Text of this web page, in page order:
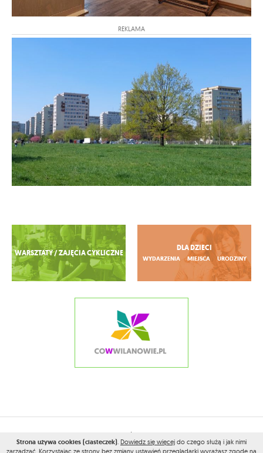
REKLAMA
Zobacz więcej
WARSZTATY / ZAJĘCIA CYKLICZNE
DLA DZIECI
WYDARZENIA MIEJSCA URODZINY
2026© WSZELKIE PRAWA ZASTRZEŻONE PRZEZ
Strona używa cookies (ciasteczek). Dowiedz się więcej do czego służą i jak nimi
zarządzać. Korzystając ze strony bez zmiany ustawień przeglądarki wyrażasz zgodę na